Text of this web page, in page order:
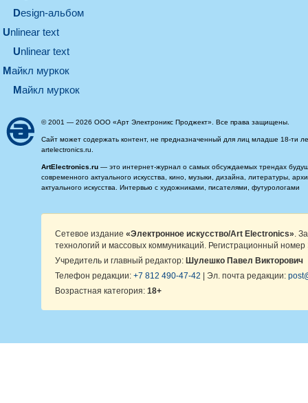
design-альбом
unlinear text
Unlinear text
майкл муркок
майкл муркок
© 2001 — 2026 ООО «Арт Электроникс Проджект». Все права защищены.
Сайт может содержать контент, не предназначенный для лиц младше 18-ти
artelectronics.ru.
ArtElectronics.ru — это интернет-журнал о самых обсуждаемых трендах
современного актуального искусства, кино, музыки, дизайна, литературы,
актуального искусства. Интервью с художниками, писателями, футурологами
Сетевое издание «Электронное искусство/Art Electronics» .
технологий и массовых коммуникаций. Регистрационный
Учредитель и главный редактор: Шулешко Павел Викторович
Телефон редакции: +7 812 490-47-42 | Эл. почта редакции:
Возрастная категория: 18+